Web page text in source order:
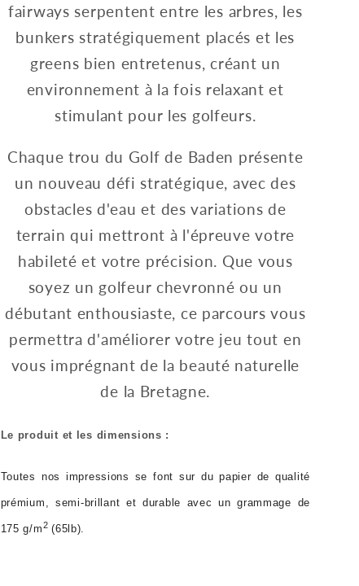
fairways serpentent entre les arbres, les
bunkers stratégiquement placés et les
greens bien entretenus, créant un
environnement à la fois relaxant et
stimulant pour les golfeurs.
Chaque trou du Golf de Baden présente
un nouveau défi stratégique, avec des
obstacles d'eau et des variations de
terrain qui mettront à l'épreuve votre
habileté et votre précision. Que vous
soyez un golfeur chevronné ou un
débutant enthousiaste, ce parcours vous
permettra d'améliorer votre jeu tout en
vous imprégnant de la beauté naturelle
de la Bretagne.
Le produit et les dimensions :
Toutes nos impressions se font sur du papier de qualité
prémium, semi-brillant et durable avec un grammage de
175 g/m2 (65lb).